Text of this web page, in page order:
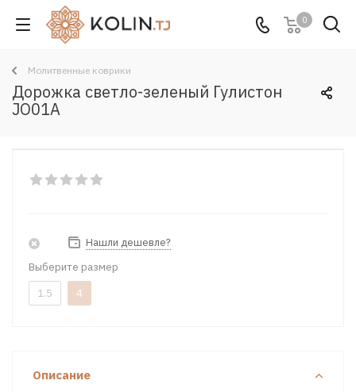
0
Молитвенные коврики
Дорожка светло-зеленый Гулистон
JO01A
Нашли дешевле?
Выберите размер
1.5
4
Описание